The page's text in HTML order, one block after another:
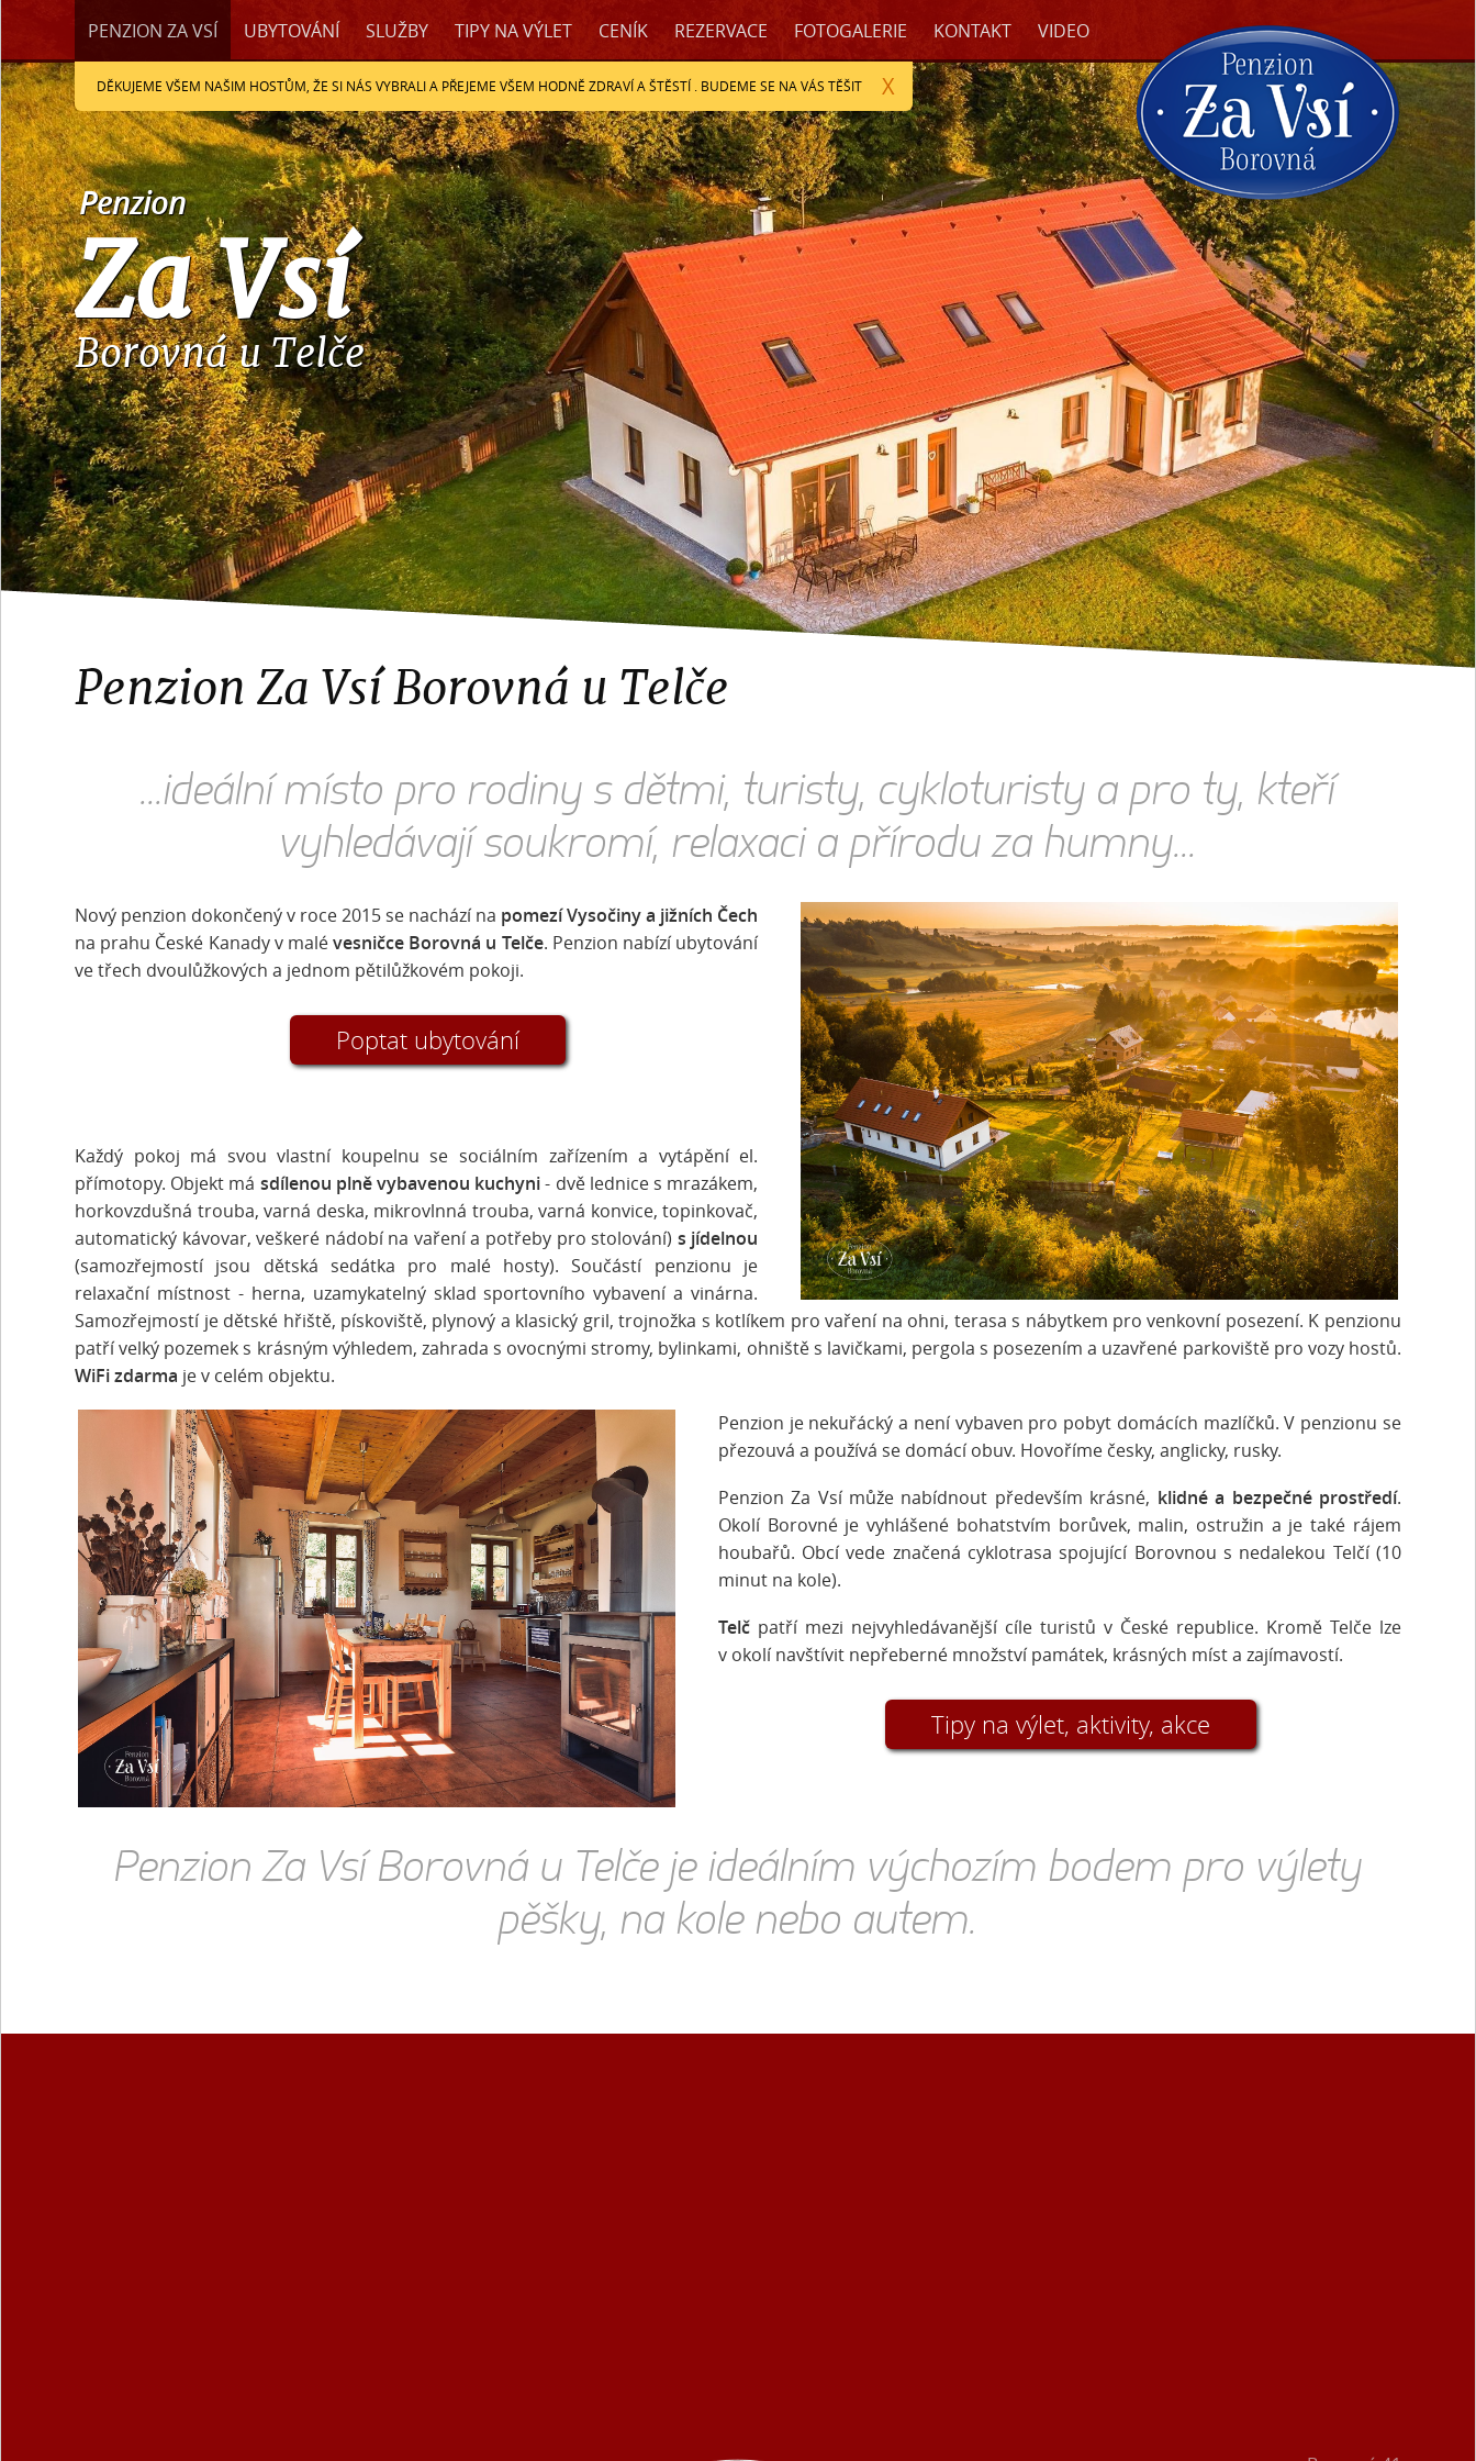
DĚKUJEME VŠEM NAŠIM HOSTŮM, ŽE SI NÁS VYBRALI A PŘEJEME VŠEM HODNĚ ZDRAVÍ A ŠTĚSTÍ . BUDEME SE NA VÁS TĚŠIT X
PENZION ZA VSÍ UBYTOVÁNÍ SLUŽBY TIPY NA VÝLET CENÍK REZERVACE FOTOGALERIE KONTAKT VIDEO
Penzion
Za Vsí
Borovná u Telče
Penzion Za Vsí Borovná u Telče
...ideální místo pro rodiny s dětmi, turisty, cykloturisty a pro ty, kteří
vyhledávají soukromí, relaxaci a přírodu za humny...
Nový penzion dokončený v roce 2015 se nachází na pomezí Vysočiny a jižních Čech
na prahu České Kanady v malévesničce Borovná u Telče. Penzion nabízí ubytování
ve třech dvoulůžkových a jednom pětilůžkovém pokoji.
Poptat ubytování
Každý pokoj má svou vlastní koupelnu se sociálním zařízením a vytápění el.
přímotopy. Objekt má sdílenou plně vybavenou kuchyni- dvě lednice s mrazákem,
horkovzdušná trouba, varná deska, mikrovlnná trouba, varná konvice, topinkovač,
automatický kávovar, veškeré nádobí na vaření a potřeby pro stolování) s jídelnou
(samozřejmostí jsou dětská sedátka pro malé hosty). Součástí penzionu je
relaxační místnost - herna, uzamykatelný sklad sportovního vybavení a vinárna.
Samozřejmostí je dětské hřiště, pískoviště, plynový a klasický gril, trojnožka s kotlíkem pro vaření na ohni, terasa s nábytkem pro venkovní posezení. K penzionu
patří velký pozemek s krásným výhledem, zahrada s ovocnými stromy, bylinkami, ohniště s lavičkami, pergola s posezením a uzavřené parkoviště pro vozy hostů.
WiFi zdarma je v celém objektu.
Penzion je nekuřácký a není vybaven pro pobyt domácích mazlíčků. V penzionu se
přezouvá a používá se domácí obuv. Hovoříme česky, anglicky, rusky.
Penzion Za Vsí může nabídnout především krásné, klidné a bezpečné prostředí.
Okolí Borovné je vyhlášené bohatstvím borůvek, malin, ostružin a je také rájem
houbařů. Obcí vede značená cyklotrasa spojující Borovnou s nedalekou Telčí (10
minut na kole).
Telč patří mezi nejvyhledávanější cíle turistů v České republice. Kromě Telče lze
v okolí navštívit nepřeberné množství památek, krásných míst a zajímavostí.
Tipy na výlet, aktivity, akce
Penzion Za Vsí Borovná u Telče je ideálním výchozím bodem pro výlety
pěšky, na kole nebo autem.